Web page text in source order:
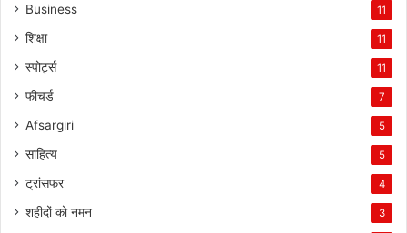
Business 11
शिक्षा 11
स्पोर्ट्स 11
फीचर्ड 7
Afsargiri 5
साहित्य 5
ट्रांसफर 4
शहीदों को नमन 3